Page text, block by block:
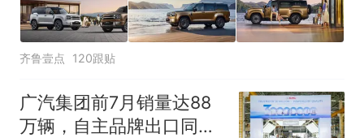
齐鲁壹点 120跟贴
广汽集团前7月销量达88
万辆，自主品牌出口同比